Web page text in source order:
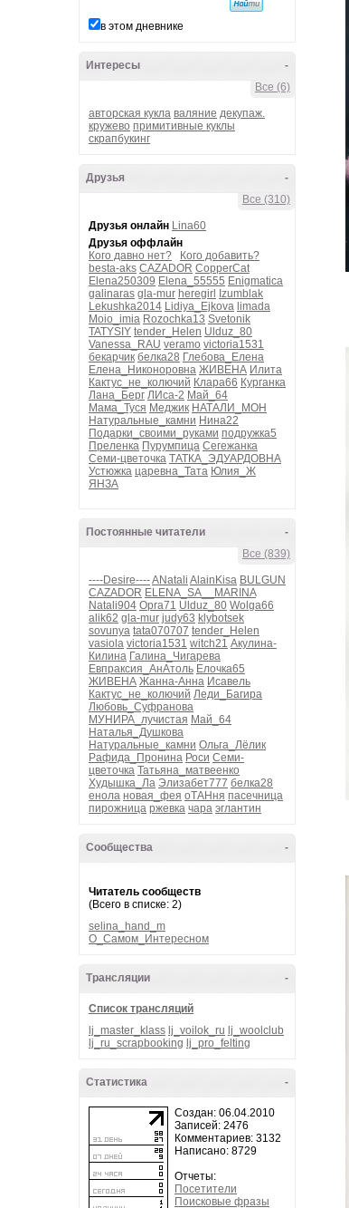
в этом дневнике
-
Интересы
Все (6)
авторская кукла валяние декупаж.
кружево примитивные куклы
скрапбукинг
-
Друзья
Все (310)
Друзья онлайн Lina60
Друзья оффлайн
Кого давно нет?
Кого добавить?
besta-aks CAZADOR CopperCat
Elena250309 Elena_55555 Enigmatica
galinaras gla-mur heregirl
Izumblak
Lekushka2014 Lidiya_Ejkova limada
Moio_imia Rozochka13 Svetonik
TATYSIY tender_Helen Ulduz_80
Vanessa_RAU veramo victoria1531
бекарчик белка28 Глебова_Елена
Елена_Никоноровна ЖИВЕНА Илита
Кактус_не_колючий Клара66 Курганка
Лана_Берг ЛИса-2 Май_64
Мама_Туся Меджик НАТАЛИ_МОН
Натуральные_камни Нина22
Подарки_своими_руками подружка5
Преленка Пурумпица Сегежанка
Семи-цветочка ТАТКА_ЭДУАРДОВНА
Устюжка царевна_Тата Юлия_Ж
ЯНЗА
-
Постоянные читатели
Все (839)
----Desire----ANatali AlainKisa BULGUN
CAZADOR ELENA_SA__MARINA
Natali904 Opra71 Ulduz_80 Wolga66
alik62 gla-mur judy63 klybotsek
sovunya tata070707 tender_Helen
vasiola victoria1531 witch21 Акулина-
Килина Галина_Чигарева
Евпраксия_АнАтоль Елочка65
ЖИВЕНА Жанна-Анна Исавель
Кактус_не_колючий Леди_Багира
Любовь_Суфранова
МУНИРА_лучистая Май_64
Наталья_Душкова
Натуральные_камни Ольга_Лёлик
Рафида_Пронина Роси Семи-
цветочка Татьяна_матвеенко
Худышка_Ла Элизабет777 белка28
енола новая_фея оТАНня пасечница
пирожница ржевка чара эглантин
-
Сообщества
Читатель сообществ
(Всего в списке: 2)
selina_hand_m
О_Самом_Интересном
-
Трансляции
Список трансляций
lj_master_klass lj_voilok_ru lj_woolclub
lj_ru_scrapbooking lj_pro_felting
-
Статистика
Создан: 06.04.2010
Записей: 2476
Комментариев: 3132
Написано: 8729
Отчеты:
Посетители
Поисковые фразы